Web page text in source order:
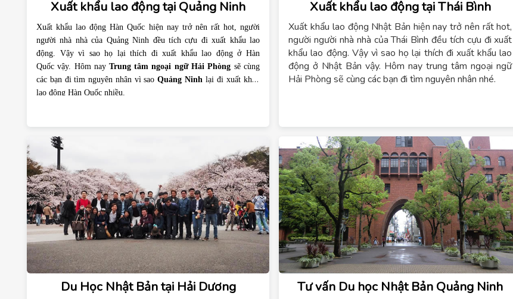
Xuất khẩu lao động tại Quảng Ninh
Xuất khẩu lao động Hàn Quốc hiện nay trở nên rất hot, người
người nhà nhà của Quảng Ninh đều tích cựu đi xuất khẩu lao
động. Vậy vì sao họ lại thích đi xuất khẩu lao động ở Hàn
Quốc vậy. Hôm nay Trung tâm ngoại ngữ Hải Phòng sẽ cùng
các bạn đi tìm nguyên nhân vì sao Quảng Ninh lại đi xuất khẩu
lao động Hàn Quốc nhiều.
Xuất khẩu lao động tại Thái Bình
Xuất khẩu lao động Nhật Bản hiện nay trở nên rất hot,
người người nhà nhà của Thái Bình đều tích cựu đi xuất
khẩu lao động. Vậy vì sao họ lại thích đi xuất khẩu lao
động ở Nhật Bản vậy. Hôm nay trung tâm ngoại ngữ
Hải Phòng sẽ cùng các bạn đi tìm nguyên nhân nhé.
Du Học Nhật Bản tại Hải Dương Tư vấn Du học Nhật Bản Quảng Ninh